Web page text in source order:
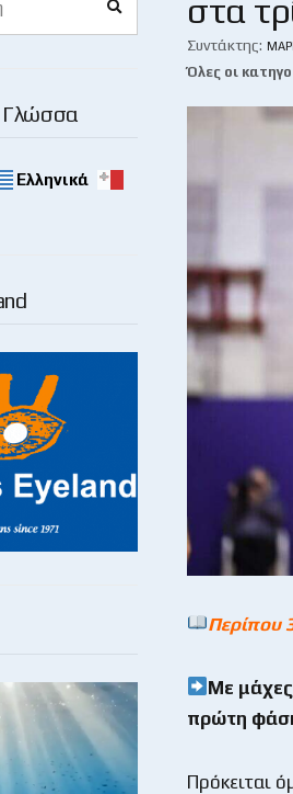
Γλώσσα
Ελληνικά
στα
Συντάκτης:
Όλες οι
Περίπου
Με
πρώτη
Πρόκειται